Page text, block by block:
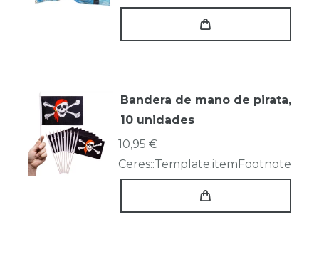
Bandera de mano de pirata,
10 unidades
10,95 €
Ceres::Template.itemFootnote